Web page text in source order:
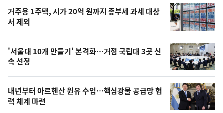
최
신,
오
늘
의
영
상
기
뉴
스
거주용 1주택, 시가 20억 원까지 종부세 과세 대상
서 제외
'서울대 10개 만들기' 본격화…거점 국립대 3곳 신
속 선정
내년부터 아르헨산 원유 수입…핵심광물 공급망 협
력 체계 마련